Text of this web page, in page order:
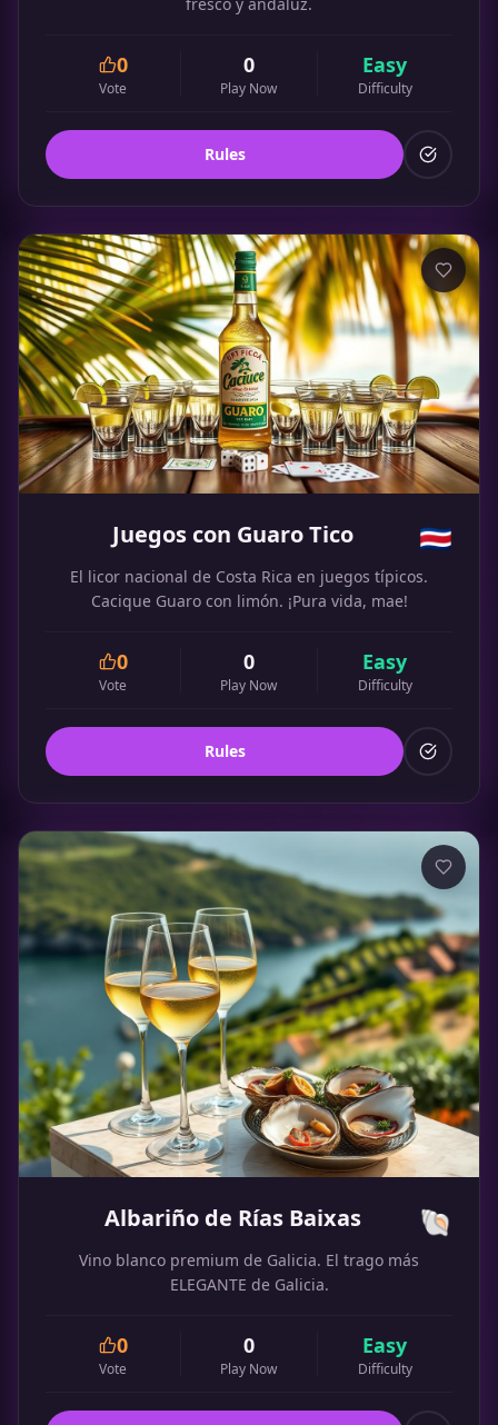
0
Vote
0
Play Now
Easy
Difficulty
Rules
Juegos con Guaro Tico 🇨🇷
El licor nacional de Costa Rica en juegos típicos.
Cacique Guaro con limón. ¡Pura vida, mae!
0
Vote
0
Play Now
Easy
Difficulty
Rules
Albariño de Rías Baixas 🐚
Vino blanco premium de Galicia. El trago más
ELEGANTE de Galicia.
0
Vote
0
Play Now
Easy
Difficulty